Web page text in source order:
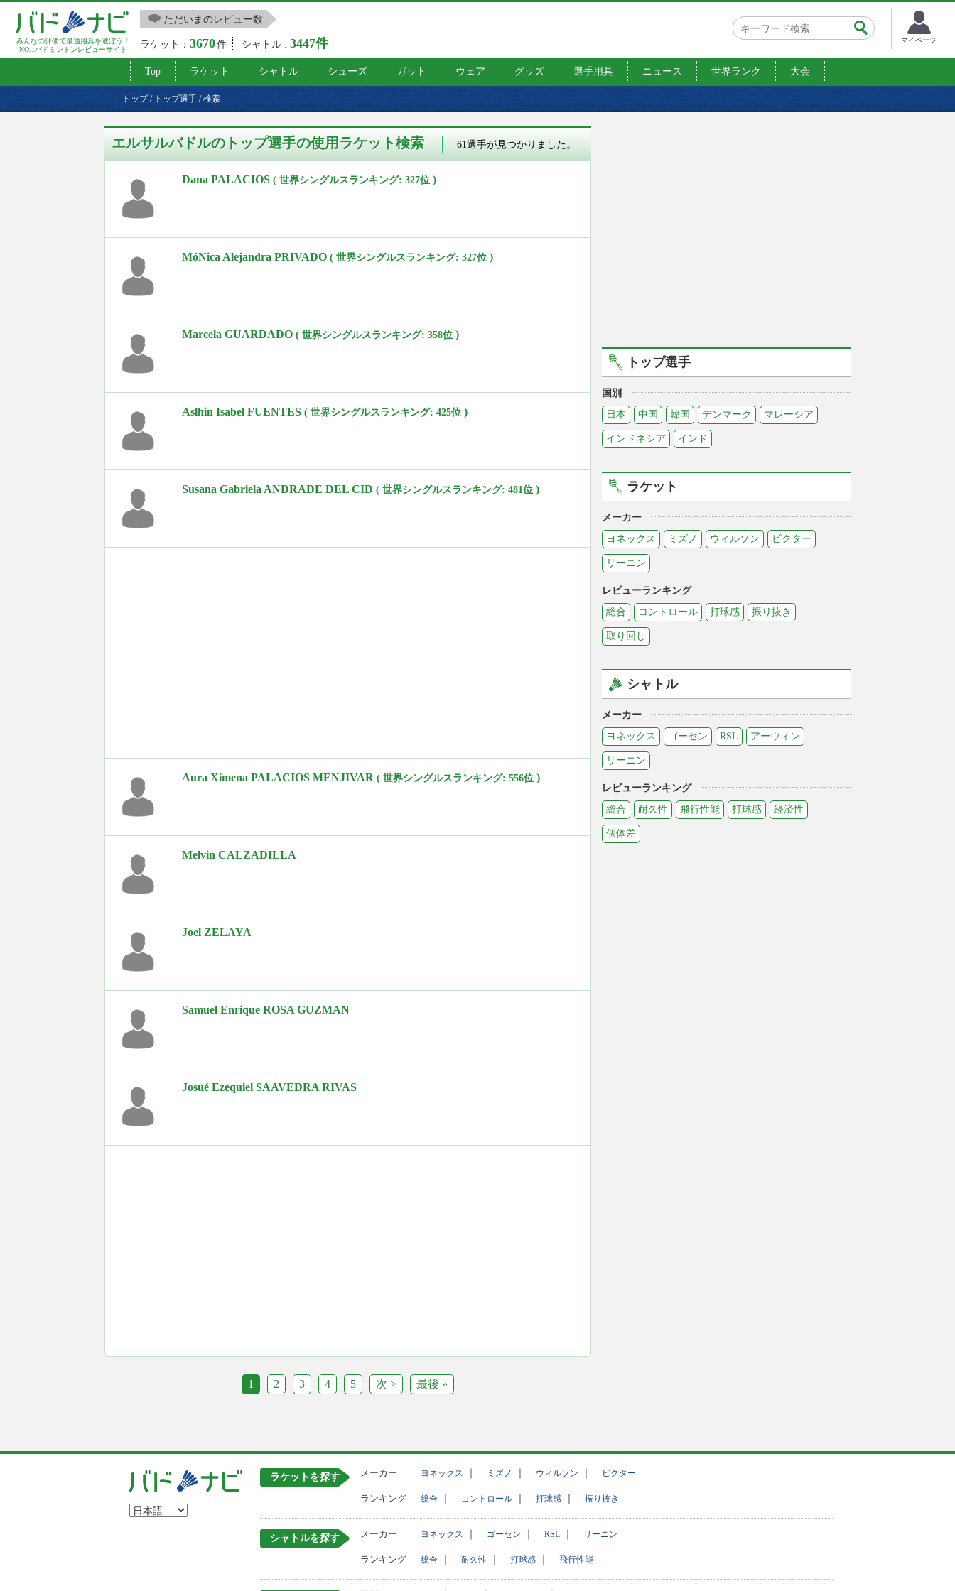
みんなの評価で最適用具を選ぼう！
NO.1バドミントンレビューサイト
ただいまのレビュー数
ラケット：3670件 シャトル :3447件 マイページ
Top ラケット シャトル シューズ ガット ウェア グッズ 選手用具 ニュース 世界ランク 大会
トップ/ トップ選手 /検索
エルサルバドルのトップ選手の使用ラケット検索 61選手が見つかりました。
Dana PALACIOS ( 世界シングルスランキング: 327位 )
MóNica Alejandra PRIVADO ( 世界シングルスランキング: 327位 )
Marcela GUARDADO ( 世界シングルスランキング: 358位 )
Aslhin Isabel FUENTES ( 世界シングルスランキング: 425位 )
Susana Gabriela ANDRADE DEL CID ( 世界シングルスランキング: 481位 )
Aura Ximena PALACIOS MENJIVAR ( 世界シングルスランキング: 556位 )
Melvin CALZADILLA
Joel ZELAYA
Samuel Enrique ROSA GUZMAN
Josué Ezequiel SAAVEDRA RIVAS
1 2 3 4 5 次 > 最後 »
トップ選手
国別
日本
中国 韓国 デンマーク マレーシア
インドネシア インド
ラケット
メーカー
ヨネックス
ミズノ ウィルソン ビクター
リーニン
レビューランキング
総合
コントロール 打球感 振り抜き
取り回し
シャトル
メーカー
ヨネックス
ゴーセン RSL アーウィン
リーニン
レビューランキング
総合
耐久性 飛行性能 打球感 経済性
個体差
ラケットを探す メーカー ヨネックス ｜ ミズノ ｜ ウィルソン ｜ ビクター
ランキング 総合 ｜ コントロール ｜ 打球感 ｜ 振り抜き
シャトルを探す メーカー ヨネックス ｜ ゴーセン ｜ RSL ｜ リーニン
ランキング 総合 ｜ 耐久性 ｜ 打球感 ｜ 飛行性能